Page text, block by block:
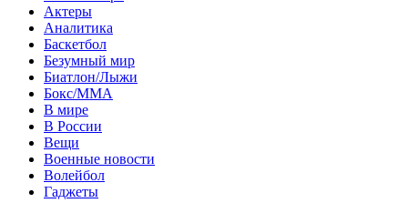
Актеры
Аналитика
Баскетбол
Безумный мир
Биатлон/Лыжи
Бокс/MMA
В мире
В России
Вещи
Военные новости
Волейбол
Гаджеты